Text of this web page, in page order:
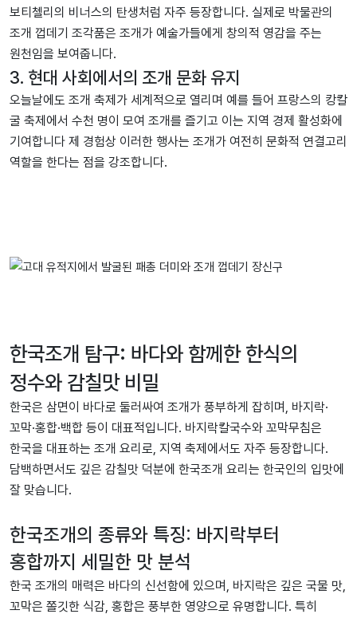
보티첼리의 비너스의 탄생처럼 자주 등장합니다. 실제로 박물관의
조개 껍데기 조각품은 조개가 예술가들에게 창의적 영감을 주는
원천임을 보여줍니다.
3. 현대 사회에서의 조개 문화 유지
오늘날에도 조개 축제가 세계적으로 열리며 예를 들어 프랑스의 캉칼
굴 축제에서 수천 명이 모여 조개를 즐기고 이는 지역 경제 활성화에
기여합니다 제 경험상 이러한 행사는 조개가 여전히 문화적 연결고리
역할을 한다는 점을 강조합니다.
한국조개 탐구: 바다와 함께한 한식의
정수와 감칠맛 비밀
한국은 삼면이 바다로 둘러싸여 조개가 풍부하게 잡히며, 바지락·
꼬막·홍합·백합 등이 대표적입니다. 바지락칼국수와 꼬막무침은
한국을 대표하는 조개 요리로, 지역 축제에서도 자주 등장합니다.
담백하면서도 깊은 감칠맛 덕분에 한국조개 요리는 한국인의 입맛에
잘 맞습니다.
한국조개의 종류와 특징: 바지락부터
홍합까지 세밀한 맛 분석
한국 조개의 매력은 바다의 신선함에 있으며, 바지락은 깊은 국물 맛,
꼬막은 쫄깃한 식감, 홍합은 풍부한 영양으로 유명합니다. 특히